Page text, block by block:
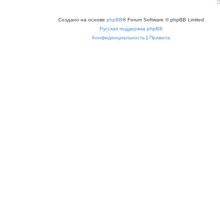
Создано на основе phpBB® Forum Software © phpBB Limited
Русская поддержка phpBB
Конфиденциальность| Правила